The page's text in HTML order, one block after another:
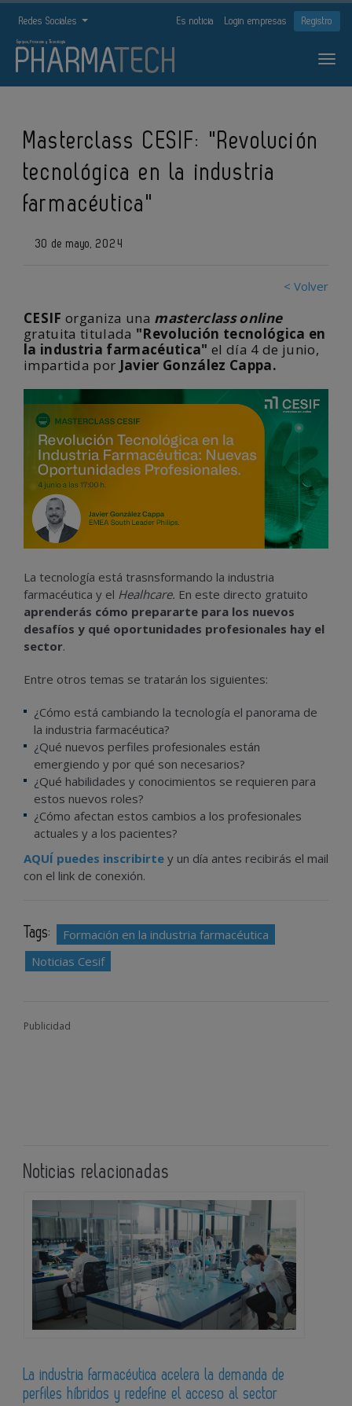
Redes Sociales Es noticia Login empresas Registro
Masterclass CESIF: "Revolución
tecnológica en la industria
farmacéutica"
30 de mayo, 2024
< Volver
CESIF organiza una masterclass online
gratuita titulada "Revolución tecnológica en
la industria farmacéutica" el día 4 de junio,
impartida por Javier González Cappa.
La tecnología está trasnsformando la industria
farmacéutica y el Healhcare. En este directo gratuito
aprenderás cómo prepararte para los nuevos
desafíos y qué oportunidades profesionales hay el
sector.
Entre otros temas se tratarán los siguientes:
¿Cómo está cambiando la tecnología el panorama de
la industria farmacéutica?
¿Qué nuevos perfiles profesionales están
emergiendo y por qué son necesarios?
¿Qué habilidades y conocimientos se requieren para
estos nuevos roles?
¿Cómo afectan estos cambios a los profesionales
actuales y a los pacientes?
AQUÍ puedes inscribirte y un día antes recibirás el mail
con el link de conexión.
Tags:
Formación en la industria farmacéutica
Noticias Cesif
Publicidad
Noticias relacionadas
La industria farmacéutica acelera la demanda de
perfiles híbridos y redefine el acceso al sector